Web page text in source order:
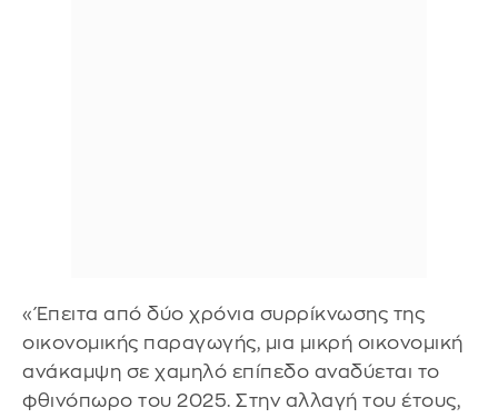
«Έπειτα από δύο χρόνια συρρίκνωσης της
οικονομικής παραγωγής, μια μικρή οικονομική
ανάκαμψη σε χαμηλό επίπεδο αναδύεται το
φθινόπωρο του 2025. Στην αλλαγή του έτους,